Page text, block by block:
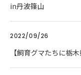
in丹波篠山
2022/09/26
【飼育グマたちに栃